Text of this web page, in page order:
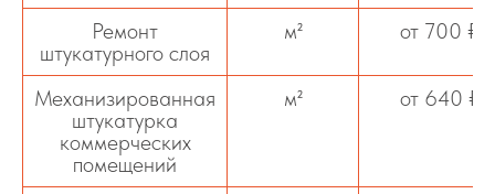
Ремонт
штукатурного слоя
м² от 700 ₽
Механизированная
штукатурка
коммерческих
помещений
м² от 640 ₽